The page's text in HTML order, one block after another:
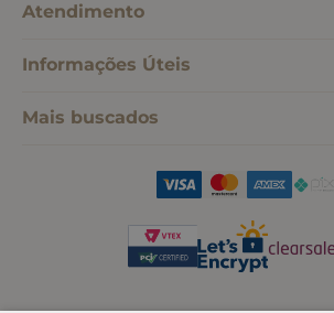
Atendimento
Informações Úteis
Mais buscados